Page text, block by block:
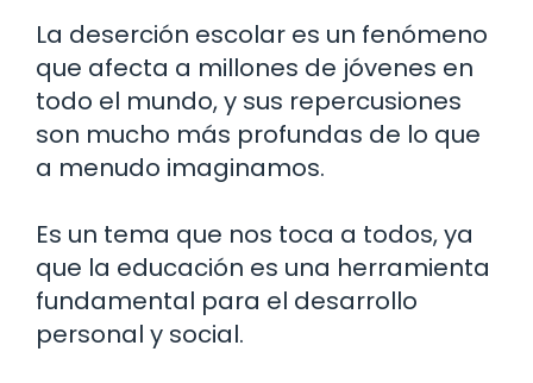
La deserción escolar es un fenómeno
que afecta a millones de jóvenes en
todo el mundo, y sus repercusiones
son mucho más profundas de lo que
a menudo imaginamos.
Es un tema que nos toca a todos, ya
que la educación es una herramienta
fundamental para el desarrollo
personal y social.